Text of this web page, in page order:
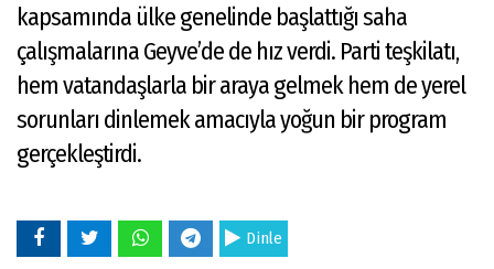
Haberleri
Foto
Etkinlikler
İletişim
kapsamında ülke genelinde başlattığı saha
çalışmalarına Geyve’de de hız verdi. Parti teşkilatı,
hem vatandaşlarla bir araya gelmek hem de yerel
sorunları dinlemek amacıyla yoğun bir program
gerçekleştirdi.
Dinle